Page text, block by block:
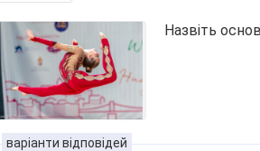
Назвіть
варіанти відповідей